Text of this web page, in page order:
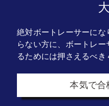
絶対ボートレーサーに
らない方に、ボートレ
るためには押さえるべき
本気で